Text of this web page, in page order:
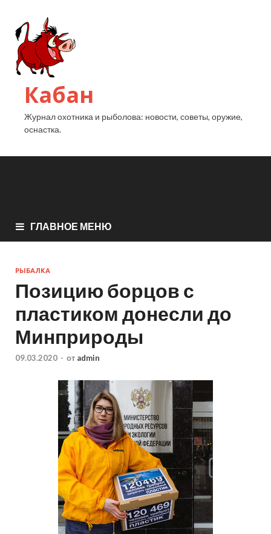
Кабан
Журнал охотника и рыболова: новости, советы, оружие,
оснастка.
ГЛАВНОЕ МЕНЮ
РЫБАЛКА
Позицию борцов с
пластиком донесли до
Минприроды
09.03.2020 - от admin